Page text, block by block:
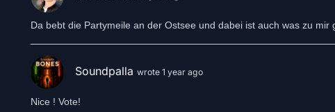
Da bebt die Partymeile an der Ostsee und dabei ist auch was zu
Soundpalla wrote 1 year ago
Nice ! Vote!